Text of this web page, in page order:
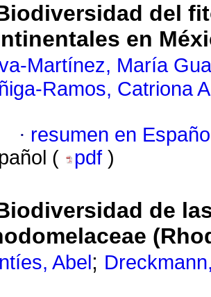
del
en
Martínez, María
Ramos, Catriona
· resumen en
(
pdf )
de
Abel ;